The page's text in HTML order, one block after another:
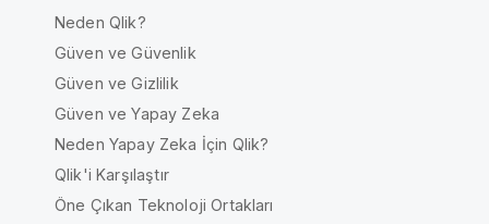
Neden Qlik?
Güven ve Güvenlik
Güven ve Gizlilik
Güven ve Yapay Zeka
Neden Yapay Zeka İçin Qlik?
Qlik'i Karşılaştır
Öne Çıkan Teknoloji Ortakları